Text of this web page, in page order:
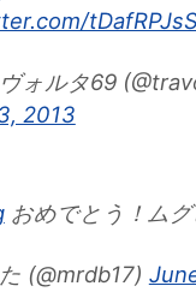
ォルタ69
2013
おめでとう！ムグ
(@mrdb17)